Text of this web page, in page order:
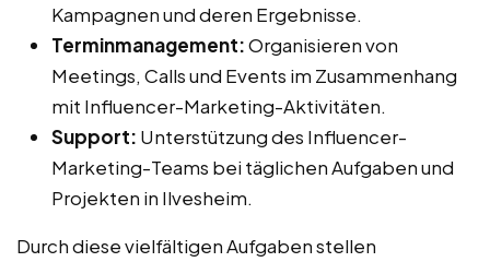
Kampagnen und deren Ergebnisse.
Terminmanagement:Organisieren von
Meetings, Calls und Events im Zusammenhang
mit Influencer-Marketing-Aktivitäten.
Support: Unterstützung des Influencer-
Marketing-Teams bei täglichen Aufgaben und
Projekten in Ilvesheim.
Durch diese vielfältigen Aufgaben stellen